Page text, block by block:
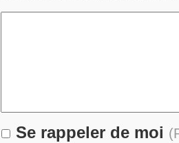
Se rappeler de moi